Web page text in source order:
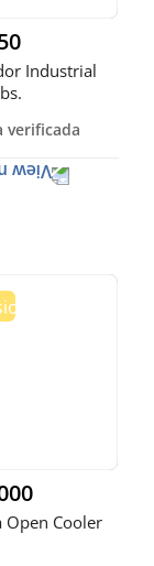
Industrial
verificada
Cooler